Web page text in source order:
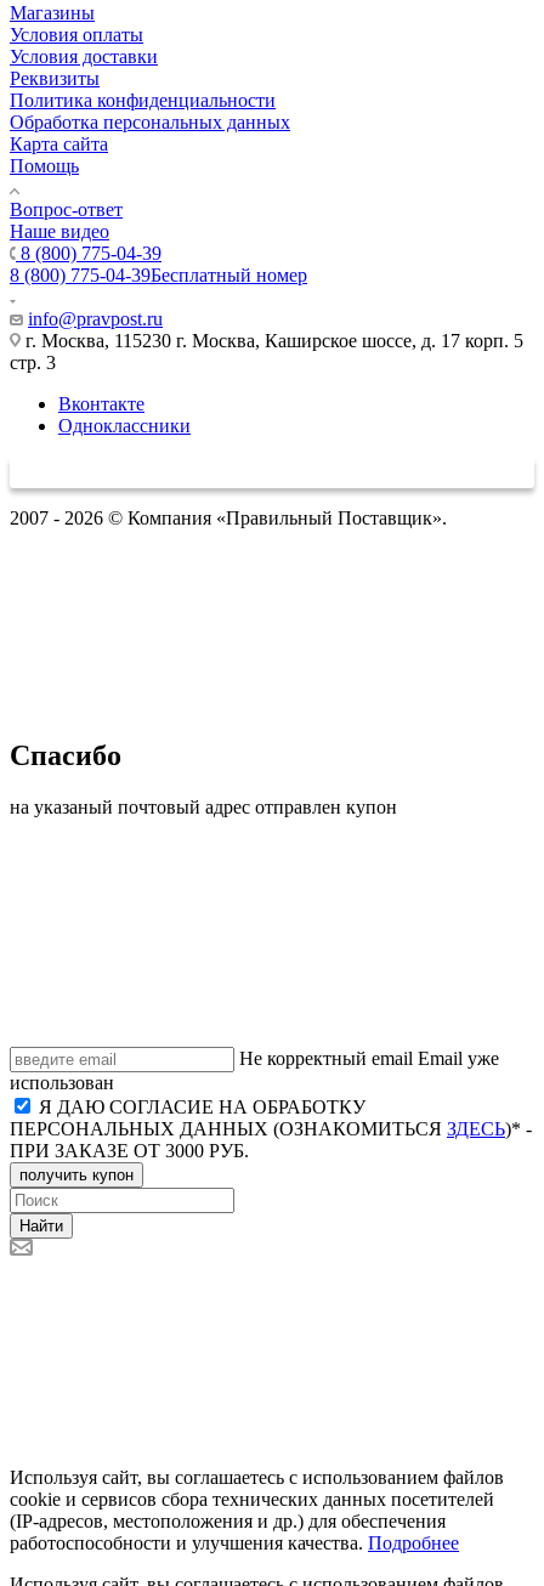
Магазины
Условия оплаты
Условия доставки
Реквизиты
Политика конфиденциальности
Обработка персональных данных
Карта сайта
Помощь
Вопрос-ответ
Наше видео
8 (800) 775-04-39
8 (800) 775-04-39Бесплатный номер
info@pravpost.ru
г. Москва, 115230 г. Москва, Каширское шоссе, д. 17 корп. 5
стр. 3
Вконтакте
Одноклассники
2007 - 2026 © Компания «Правильный Поставщик».
Спасибо
на указаный почтовый адрес отправлен купон
Не корректный email Email уже
использован
Я ДАЮ СОГЛАСИЕ НА ОБРАБОТКУ
ПЕРСОНАЛЬНЫХ ДАННЫХ (ОЗНАКОМИТЬСЯ ЗДЕСЬ)* -
ПРИ ЗАКАЗЕ ОТ 3000 РУБ.
получить купон
Найти
Используя сайт, вы соглашаетесь с использованием файлов
cookie и сервисов сбора технических данных посетителей
(IP‑адресов, местоположения и др.) для обеспечения
работоспособности и улучшения качества. Подробнее